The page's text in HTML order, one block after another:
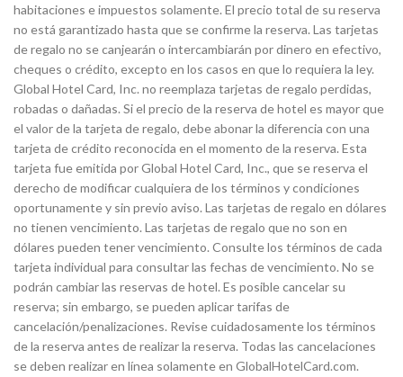
habitaciones e impuestos solamente. El precio total de su reserva
no está garantizado hasta que se confirme la reserva. Las tarjetas
de regalo no se canjearán o intercambiarán por dinero en efectivo,
cheques o crédito, excepto en los casos en que lo requiera la ley.
Global Hotel Card, Inc. no reemplaza tarjetas de regalo perdidas,
robadas o dañadas. Si el precio de la reserva de hotel es mayor que
el valor de la tarjeta de regalo, debe abonar la diferencia con una
tarjeta de crédito reconocida en el momento de la reserva. Esta
tarjeta fue emitida por Global Hotel Card, Inc., que se reserva el
derecho de modificar cualquiera de los términos y condiciones
oportunamente y sin previo aviso. Las tarjetas de regalo en dólares
no tienen vencimiento. Las tarjetas de regalo que no son en
dólares pueden tener vencimiento. Consulte los términos de cada
tarjeta individual para consultar las fechas de vencimiento. No se
podrán cambiar las reservas de hotel. Es posible cancelar su
reserva; sin embargo, se pueden aplicar tarifas de
cancelación/penalizaciones. Revise cuidadosamente los términos
de la reserva antes de realizar la reserva. Todas las cancelaciones
se deben realizar en línea solamente en GlobalHotelCard.com.